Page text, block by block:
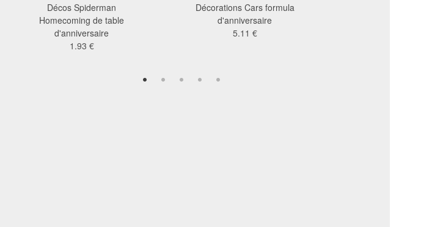
Décos Spiderman
Homecoming de table
d'anniversaire
1.93 €
Décorations Cars formula
d'anniversaire
5.11 €